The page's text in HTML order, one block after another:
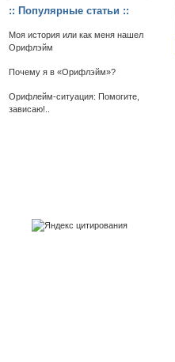
:: Популярные статьи ::
Моя история или как меня нашел
Орифлэйм
Почему я в «Орифлэйм»?
Орифлейм-ситуация: Помогите,
зависаю!..